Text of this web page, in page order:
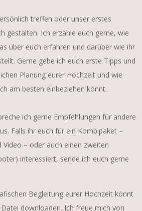
treffen oder unser erstes
gestalten. Ich erzähle euch gerne, wie
über euch erfahren und darüber wie ihr
Gerne gebe ich euch erste Tipps und
Planung eurer Hochzeit und wie
am besten einbeziehen könnt.
ich gerne Empfehlungen für andere
Falls ihr euch für ein Kombipaket –
Video – oder auch einen zweiten
interessiert, sende ich euch gerne
Begleitung eurer Hochzeit könnt
downloaden. Ich freue mich von